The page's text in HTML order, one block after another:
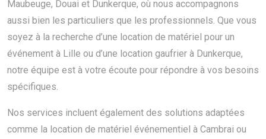
Maubeuge, Douai et Dunkerque, où nous accompagnons
aussi bien les particuliers que les professionnels. Que vous
soyez à la recherche d’une location de matériel pour un
événement à Lille ou d’une location gaufrier à Dunkerque,
notre équipe est à votre écoute pour répondre à vos besoins
spécifiques.
Nos services incluent également des solutions adaptées
comme la location de matériel événementiel à Cambrai ou